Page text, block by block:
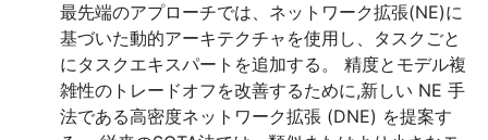
最先端のアプローチでは、ネットワーク拡張(NE)に
基づいた動的アーキテクチャを使用し、タスクごと
にタスクエキスパートを追加する。 精度とモデル複
雑性のトレードオフを改善するために,新しい NE 手
法である高密度ネットワーク拡張 (DNE) を提案す